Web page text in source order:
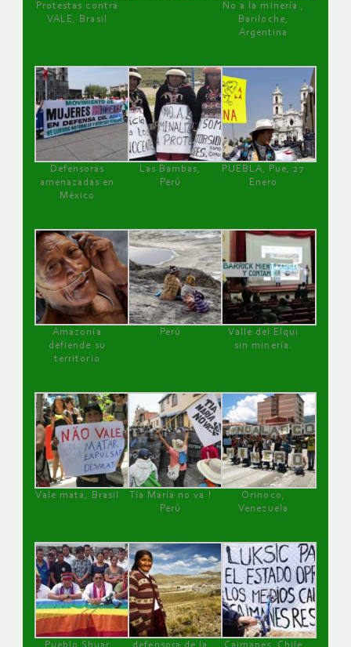
Protestas contra
VALE, Brasil
No a la minería ,
Bariloche,
Argentina
Defensoras
amenazadas en
México
Las Bambas,
Perú
PUEBLA, Pue, 27
Enero
Amazonía
defiende su
territorio
Perú
Valle del Elqui
sin minería.
Vale mata, Brasil
Tía María no va !
Perú
Orinoco,
Venezuela
Pueblo Shuar defensora de la Caimanes, Chile